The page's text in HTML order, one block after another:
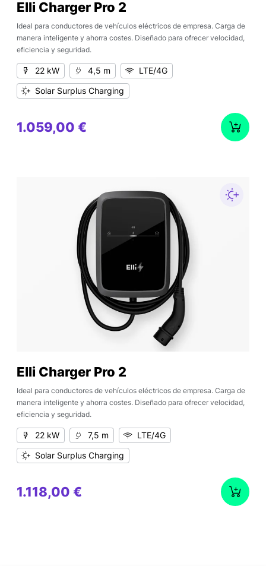
Elli Charger Pro 2
Ideal para conductores de vehículos eléctricos de empresa. Carga de
manera inteligente y ahorra costes. Diseñado para ofrecer velocidad,
eficiencia y seguridad.
22 kW 4,5 m
LTE/4G
Solar Surplus Charging
1.059,00 €
Elli Charger Pro 2
Ideal para conductores de vehículos eléctricos de empresa. Carga de
manera inteligente y ahorra costes. Diseñado para ofrecer velocidad,
eficiencia y seguridad.
22 kW 7,5 m
LTE/4G
Solar Surplus Charging
1.118,00 €